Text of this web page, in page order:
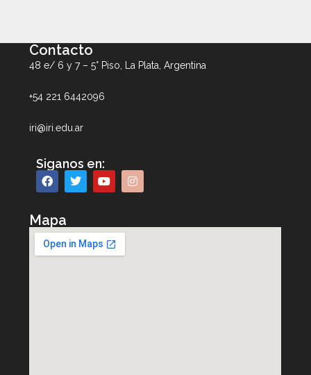
Contacto
48 e/ 6 y 7 – 5° Piso, La Plata, Argentina
+54 221 6442096
iri@iri.edu.ar
Siganos en:
Mapa